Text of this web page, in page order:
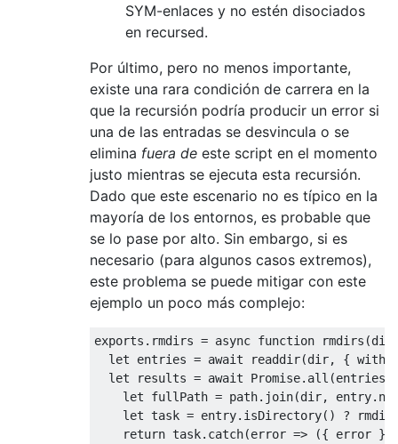
SYM-enlaces y no estén disociados
en recursed.
Por último, pero no menos importante,
existe una rara condición de carrera en la
que la recursión podría producir un error si
una de las entradas se desvincula o se
elimina fuera de este script en el momento
justo mientras se ejecuta esta recursión.
Dado que este escenario no es típico en la
mayoría de los entornos, es probable que
se lo pase por alto. Sin embargo, si es
necesario (para algunos casos extremos),
este problema se puede mitigar con este
ejemplo un poco más complejo:
exports . rmdirs = async function rmdirs (dir
let entries = await readdir(dir, {
let results = await Promise. all (entries
let fullPath = path. join(dir, entry.
let task = entry. isDirectory() ?
return task. catch(error => ({ error